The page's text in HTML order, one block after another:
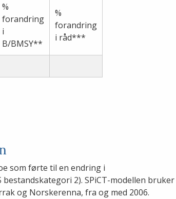
%
forandring
i
B/BMSY**
%
forandring
i råd***
som førte til en endring i
2). SPiCT-modellen bruker
og Norskerenna, fra og med 2006.